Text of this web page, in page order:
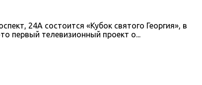
24А состоится «Кубок святого Георгия», в
первый телевизионный проект о...